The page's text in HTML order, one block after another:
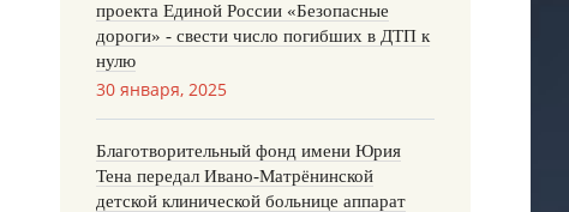
проекта Единой России «Безопасные
дороги» - свести число погибших в ДТП к
нулю
30 января, 2025
Благотворительный фонд имени Юрия
Тена передал Ивано-Матрёнинской
детской клинической больнице аппарат